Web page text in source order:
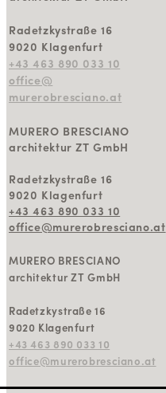
Radetzkystraße 16
9020 Klagenfurt
+43 463 890 033 10
office@
murerobresciano.at
MURERO BRESCIANO
architektur ZT GmbH
Radetzkystraße 16
9020 Klagenfurt
+43 463 890 033 10
office@murerobresciano.at
MURERO BRESCIANO
architektur ZT GmbH
Radetzkystraße 16
9020 Klagenfurt
+43 463 890 033 10
office@murerobresciano.at